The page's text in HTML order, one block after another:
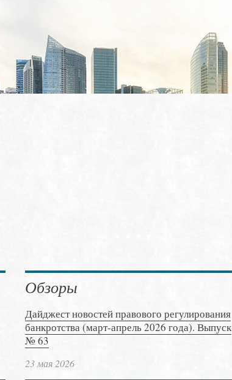
Обзоры
Дайджест новостей правового регулирования
банкротства (март-апрель 2026 года). Выпуск
№ 63
23 мая 2026